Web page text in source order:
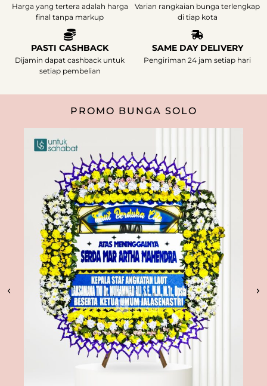
Harga yang tertera adalah harga
final tanpa markup
Varian rangkaian bunga terlengkap
di tiap kota
PASTI CASHBACK
Dijamin dapat cashback untuk
setiap pembelian
SAME DAY DELIVERY
Pengiriman 24 jam setiap hari
PROMO BUNGA SOLO